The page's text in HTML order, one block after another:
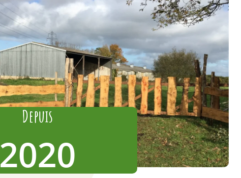
Depuis
2020